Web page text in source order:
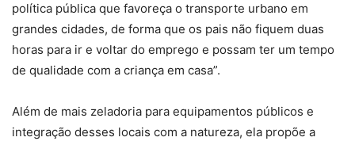
política pública que favoreça o transporte urbano em
grandes cidades, de forma que os pais não fiquem duas
horas para ir e voltar do emprego e possam ter um tempo
de qualidade com a criança em casa”.
Além de mais zeladoria para equipamentos públicos e
integração desses locais com a natureza, ela propõe a